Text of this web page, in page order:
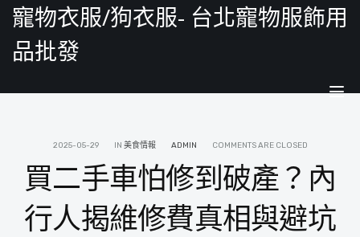
寵物衣服/狗衣服- 台北寵物服飾用
品批發
2025-05-29 IN 美食情報 ADMIN COMMENTS ARE CLOSED
買二手車怕修到破產？內
行人揭維修費真相與避坑